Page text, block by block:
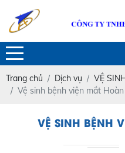
Trang chủ Dịch vụ
VỆ
Vệ sinh bệnh viện mắt
VỆ SINH BỆNH